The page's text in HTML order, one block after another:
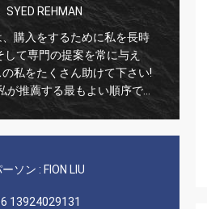
SYED REHMAN
購入をするために私を長時
して専門の提案を常に与え
私をたくさん助けて下さい!
商品、速い船積みおよび非
ソン : FION LIU
13924029131